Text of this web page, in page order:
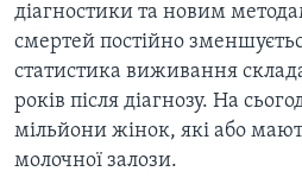
діагностики та новим
смертей постійно
статистика виживання
років після діагнозу. На
мільйони жінок, які або
молочної залози.